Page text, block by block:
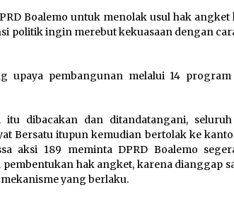
Boalemo untuk menolak usul hak angket
politik ingin merebut kekuasaan dengan
upaya pembangunan melalui 14
itu dibacakan dan ditandatangani,
Bersatu itupun kemudian bertolak ke
aksi 189 meminta DPRD Boalemo
pembentukan hak angket, karena dianggap
yang berlaku.